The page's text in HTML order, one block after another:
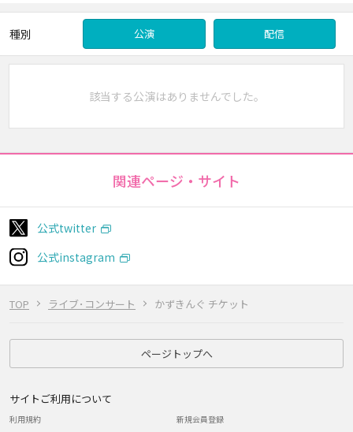
TOP ライブ･コンサート かずきんぐ チケット
種別 公演 配信
該当する公演はありませんでした。
関連ページ・サイト
公式twitter
公式instagram
ページトップへ
サイトご利用について
利用規約
新規会員登録